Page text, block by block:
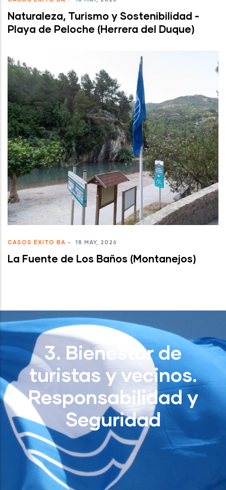
Naturaleza, Turismo y Sostenibilidad -
Playa de Peloche (Herrera del Duque)
CASOS ÉXITO BA - 18 MAY, 2026
La Fuente de Los Baños (Montanejos)
3. Bienestar de
turistas y vecinos.
Responsabilidad y
Seguridad